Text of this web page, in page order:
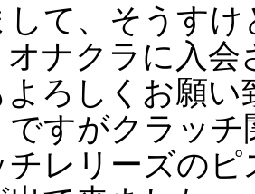
して、そうすけ
オナクラに入
ろしくお願い
ですがクラッ
チレリーズの